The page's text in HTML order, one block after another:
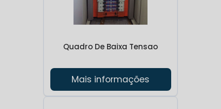
grupos geradores
Existem vários tipos dequadro de
comando para grupo gerador
adequado para diferentes aplicações:
Quadro De Baixa Tensao
Mais informações